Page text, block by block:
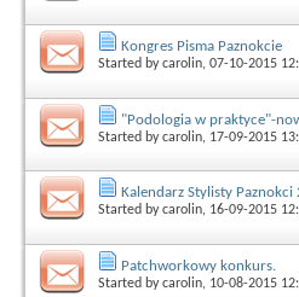
Kongres Pisma Paznokcie
Started bycarolin, 07-10-2015
"Podologia w praktyce"-
Started bycarolin, 17-09-2015
Kalendarz Stylisty Paznokci
Started bycarolin, 16-09-2015
Patchworkowy konkurs.
Started bycarolin, 10-08-2015